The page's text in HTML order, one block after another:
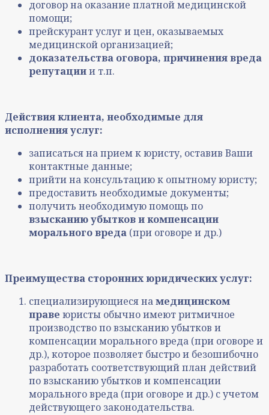
договор на оказание платной медицинской
помощи;
прейскурант услуг и цен, оказываемых
медицинской организацией;
доказательства оговора, причинения вреда
репутациии т.п.
Действия клиента, необходимые для
исполнения услуг:
записаться на прием к юристу, оставив Ваши
контактные данные;
прийти на консультацию к опытному юристу;
предоставить необходимые документы;
получить необходимую помощь по
взысканию убытков и компенсации
морального вреда (при оговоре и др.)
Преимущества сторонних юридических услуг:
специализирующиеся намедицинском
праве юристы обычно имеют ритмичное
производство по взысканию убытков и
компенсации морального вреда (при оговоре и
др.), которое позволяет быстро и безошибочно
разработать соответствующий план действий
по взысканию убытков и компенсации
морального вреда (при оговоре и др.) с учетом
действующего законодательства.